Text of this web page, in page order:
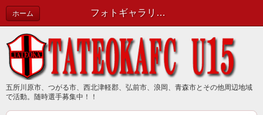
フォトギャラリーに画像を追加しました | 新着情報（最新情報は公式ブログで確認してください）
ホーム
五所川原市、つがる市、西北津軽郡、弘前市、浪岡、青森市とその他周辺地域
で活動。随時選手募集中！！